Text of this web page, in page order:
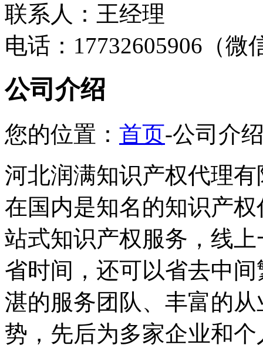
联系人：王经理
电话：17732605906（微
公司介绍
您的位置： 首页-公司介
河北润满知识产权代理
在国内是知名的知识产
站式知识产权服务，线
省时间，还可以省去中
湛的服务团队、丰富的
势，先后为多家企业和